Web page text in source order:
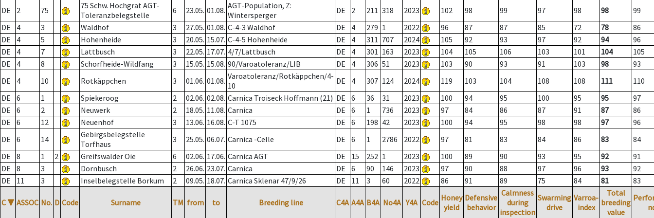
DE
2 75
75 Schw. Hochgrat AGT-
Toleranzbelegstelle
6 23.05. 01.08. AGT-Population, Z:
Wintersperger
DE 2 211 318 2023 102 98 99 97 98 98
99
DE
4 3 Waldhof 3 27.05. 01.08. C-4-3 Waldhof DE 4 279 1 2022 96 87 87 85 72 78
86
DE
4 5 Hohenheide 3 20.05. 15.07. C-4-5 Hohenheide DE 4 311 707 2024 105 92 93 97 92 94
96
DE
4 7 Lattbusch 3 22.05. 17.07. 4/7/Lattbusch DE 4 301 163 2023 104 105 106 103 101 104
105
DE
4 8 Schorfheide-Wildfang 3 15.05. 15.08. 90/Varoatoleranz/LIB DE 4 306 51 2023 103 90 93 91 103 98
93
DE
4 10 Rotkäppchen 3 01.06. 01.08. Varoatoleranz/Rotkäppchen/4-
10
DE 4 307 124 2024 119 103 104 108 108 111
110
DE
6 1 Spiekeroog 2 02.06. 02.08. Carnica Troiseck Hoffmann (21) DE 6 36 31 2023 100 94 95 100 95 95
97
DE
6 2 Neuwerk 2 18.05. 11.08. Carnica DE 6 1 736 2023 97 84 86 87 91 87
86
DE
6 12 Neuenhof 3 13.06. 16.08. C-T 1075 DE 6 198 42 2023 100 94 95 98 98 97
96
DE
6 14
Gebirgsbelegstelle
Torfhaus
3 25.05. 06.07. Carnica -Celle DE 6 1 2786 2022 97 81 83 84 86 83
84
DE
8 1 2 Greifswalder Oie 6 02.06. 17.06. Carnica AGT DE 15 252 1 2023 100 89 90 93 95 92
91
DE
8 3 Dornbusch 2 26.06. 23.07. Carnica DE 6 90 146 2023 97 90 88 97 96 93
92
DE
11 3 Inselbelegstelle Borkum 2 09.05. 18.07. Carnica Sklenar 47/9/26 DE 11 3 60 2022 86 91 89 75 84 81 83
C ▼ ASSOC No. D Code Surname TM from to Breeding line C4A A4A B4A No4A Y4A Code Honey
yield
Defensive
behavior
Calmness
during
inspection
Swarming
drive
Varroa-
index
Total
breeding
value